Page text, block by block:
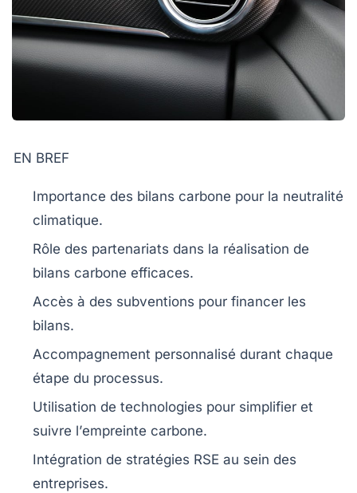
EN BREF
Importance des bilans carbone pour la neutralité
climatique.
Rôle des partenariats dans la réalisation de
bilans carbone efficaces.
Accès à des subventions pour financer les
bilans.
Accompagnement personnalisé durant chaque
étape du processus.
Utilisation de technologies pour simplifier et
suivre l’empreinte carbone.
Intégration de stratégies RSE au sein des
entreprises.